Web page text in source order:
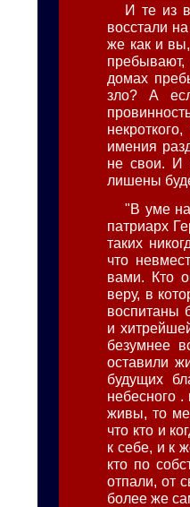
И те из
восстали
же как и
домах
зло? А
имения
не свои. И
лишены
"В уме
патриарх
таких
что
вами. Кто
веру, в
воспитаны
и
безумнее
оставили
будущих
небесного
живы, то
что кто и
к себе, и к
кто по
отпали, от
более же